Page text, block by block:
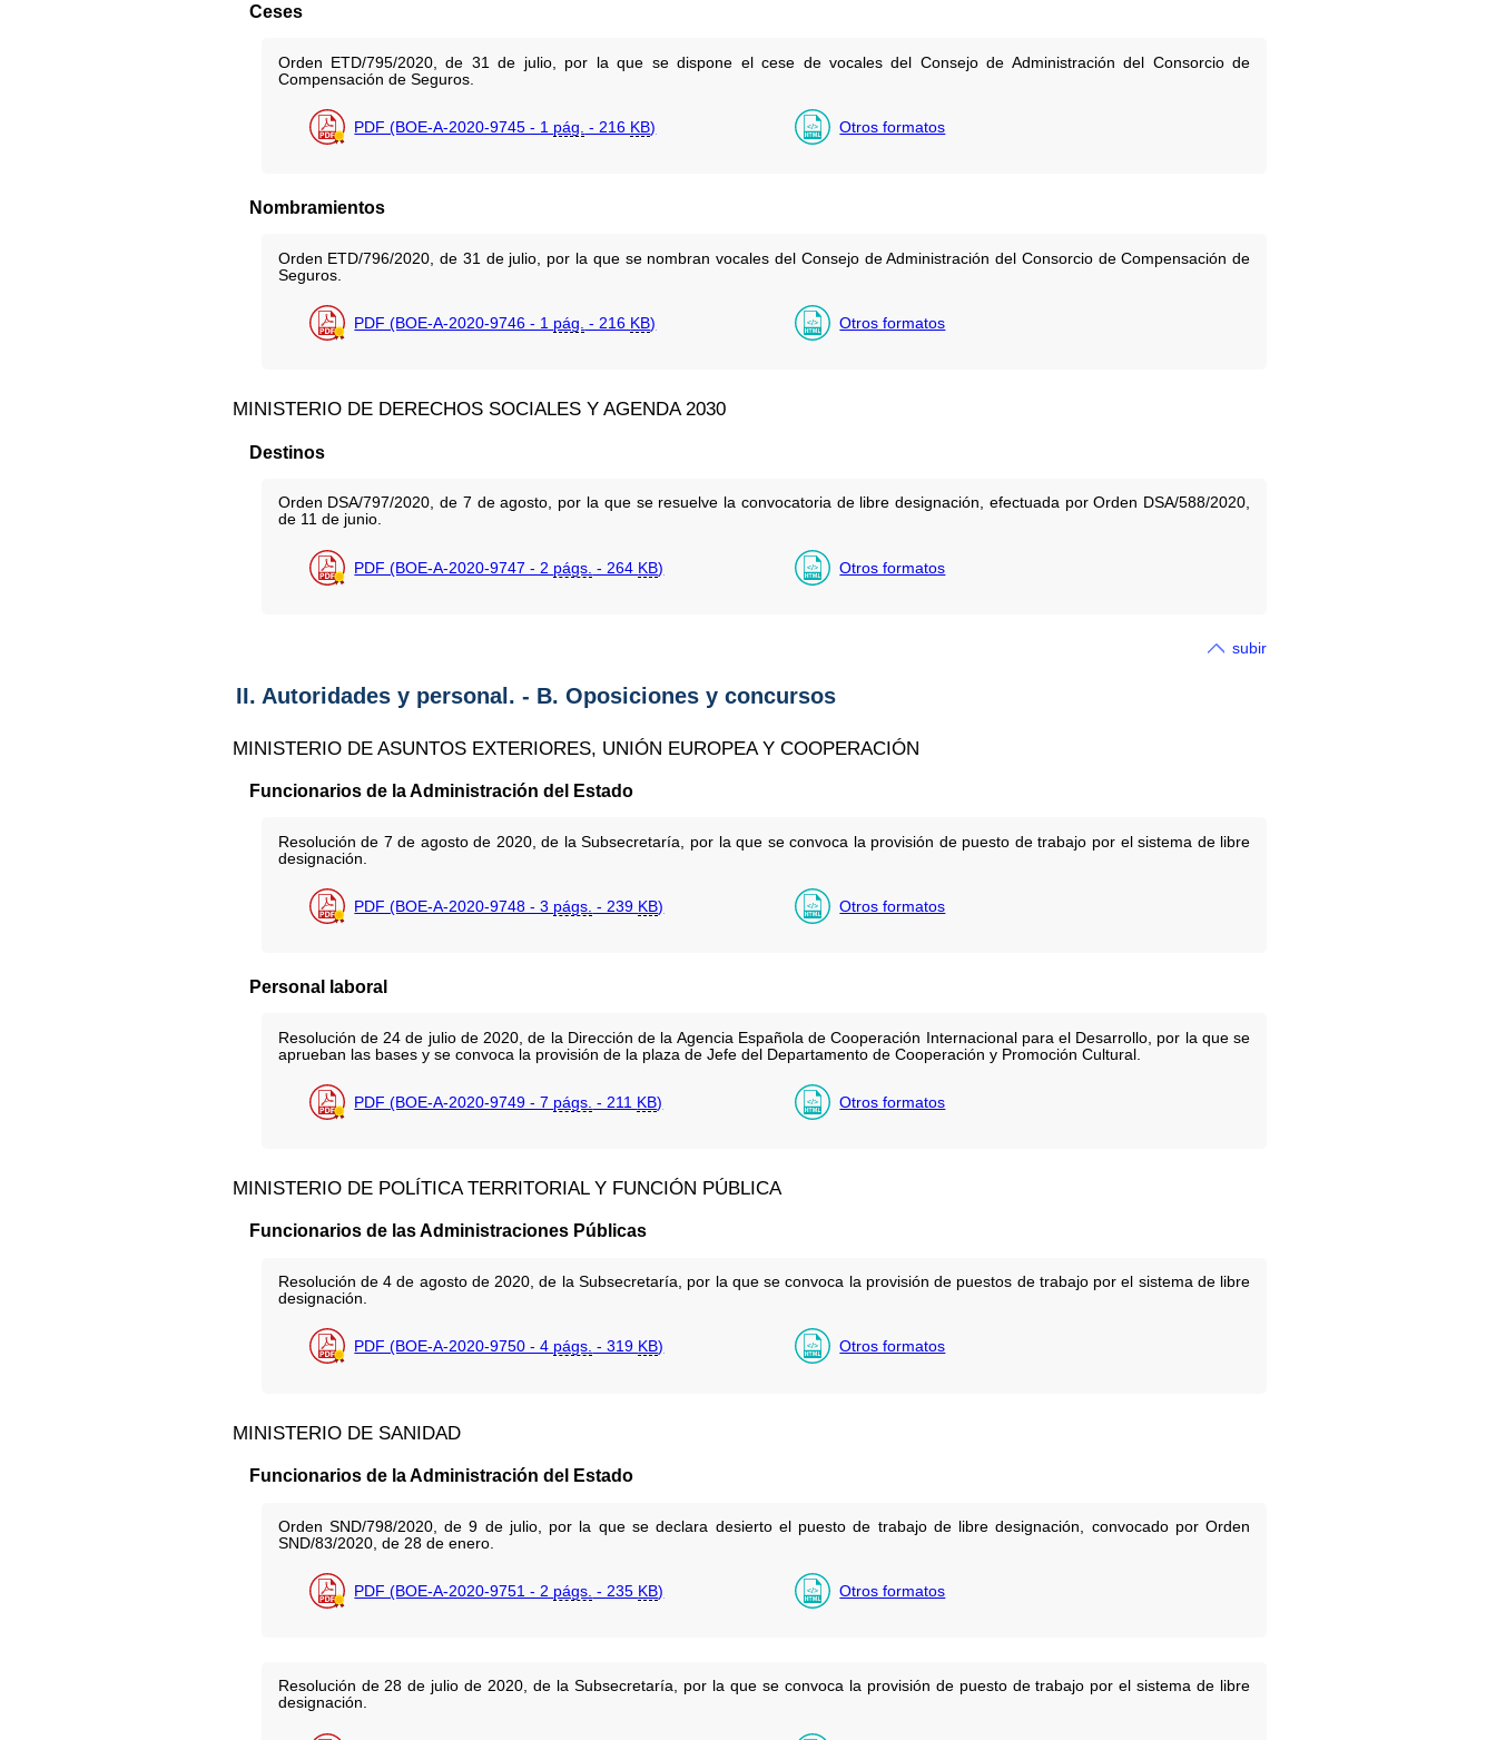
Ceses
Orden ETD/795/2020, de 31 de julio, por la que se dispone el cese de vocales del Consejo de Administración del Consorcio de
Compensación de Seguros.
PDF (BOE-A-2020-9745 - 1 pág. - 216 KB) Otros formatos
Nombramientos
Orden ETD/796/2020, de 31 de julio, por la que se nombran vocales del Consejo de Administración del Consorcio de Compensación de
Seguros.
PDF (BOE-A-2020-9746 - 1 pág. - 216 KB) Otros formatos
MINISTERIO DE DERECHOS SOCIALES Y AGENDA 2030
Destinos
Orden DSA/797/2020, de 7 de agosto, por la que se resuelve la convocatoria de libre designación, efectuada por Orden DSA/588/2020,
de 11 de junio.
PDF (BOE-A-2020-9747 - 2 págs. - 264 KB) Otros formatos
subir
II. Autoridades y personal. - B. Oposiciones y concursos
MINISTERIO DE ASUNTOS EXTERIORES, UNIÓN EUROPEA Y COOPERACIÓN
Funcionarios de la Administración del Estado
Resolución de 7 de agosto de 2020, de la Subsecretaría, por la que se convoca la provisión de puesto de trabajo por el sistema de libre
designación.
PDF (BOE-A-2020-9748 - 3 págs. - 239 KB) Otros formatos
Personal laboral
Resolución de 24 de julio de 2020, de la Dirección de la Agencia Española de Cooperación Internacional para el Desarrollo, por la que se
aprueban las bases y se convoca la provisión de la plaza de Jefe del Departamento de Cooperación y Promoción Cultural.
PDF (BOE-A-2020-9749 - 7 págs. - 211 KB) Otros formatos
MINISTERIO DE POLÍTICA TERRITORIAL Y FUNCIÓN PÚBLICA
Funcionarios de las Administraciones Públicas
Resolución de 4 de agosto de 2020, de la Subsecretaría, por la que se convoca la provisión de puestos de trabajo por el sistema de libre
designación.
PDF (BOE-A-2020-9750 - 4 págs. - 319 KB) Otros formatos
MINISTERIO DE SANIDAD
Funcionarios de la Administración del Estado
Orden SND/798/2020, de 9 de julio, por la que se declara desierto el puesto de trabajo de libre designación, convocado por Orden
SND/83/2020, de 28 de enero.
PDF (BOE-A-2020-9751 - 2 págs. - 235 KB) Otros formatos
Resolución de 28 de julio de 2020, de la Subsecretaría, por la que se convoca la provisión de puesto de trabajo por el sistema de libre
designación.